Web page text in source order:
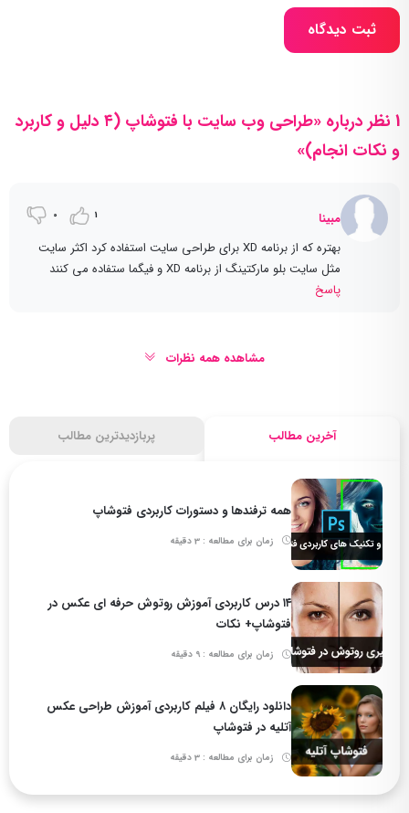
آخرین مطالب پربازدیدترین مطالب
همه ترفندها و دستورات کاربردی فتوشاپ
زمان برای مطالعه : 3 دقیقه
۱۴ درس کاربردی آموزش روتوش حرفه ای عکس در
فتوشاپ+ نکات
زمان برای مطالعه : 9 دقیقه
دانلود رایگان ۸ فیلم کاربردی آموزش طراحی عکس
آتلیه در فتوشاپ
زمان برای مطالعه : 3 دقیقه
ثبت دیدگاه
1 نظر درباره «طراحی وب سایت با فتوشاپ (۴ دلیل و کاربرد
و نکات انجام)»
مبینا 1
0
بهتره که از برنامه XD برای طراحی سایت استفاده کرد اکثر سایت
مثل سایت بلو مارکتینگ از برنامه XD و فیگما ستفاده می کنند
پاسخ
مشاهده همه نظرات